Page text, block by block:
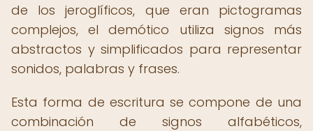
de los jeroglíficos, que eran pictogramas
complejos, el demótico utiliza signos más
abstractos y simplificados para representar
sonidos, palabras y frases.
Esta forma de escritura se compone de una
combinación de signos alfabéticos,